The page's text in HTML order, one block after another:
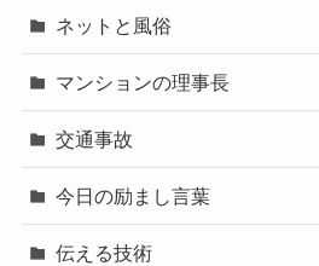
ネットと風俗
マンションの理事長
交通事故
今日の励まし言葉
伝える技術